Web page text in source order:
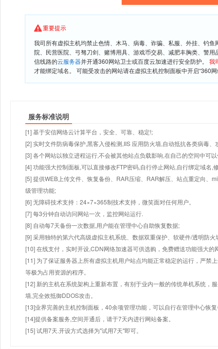
重要提示
我司所有虚拟主机均禁止色情、木马、病毒、诈骗、私服、外挂、钓
院、民营医院、弓驽刀剑、赌博用具、游戏币交易、减肥丰胸类、警
信线路的云服务器并开通360网站卫士或百度云加速进行安全防护。 我
才能绑定域名。 可能受攻击的网站请在虚拟主机控制面板中开启“360
服务标准说明
[1] 基于安信网络云计算平台，安全、可靠、稳定!;
[2] 实时文件防病毒保护,黑客入侵检测,IIS 应用防火墙,自动抵抗各类病毒、
[3] 各个网站以独立进程运行,不会被其他站点负载影响,在自己的空间中可
[4] 功能强大控制面板,可以直接修改FTP密码,自行停止网站,自行绑定域名,
[5] 提供WEB上传文件、恢复备份、RAR压缩、RAR解压、站点重定向、
级管理功能;
[6] 无障碍技术支持：24×7×365制技术支持，微笑面对任何用户。
[7] 每3分钟自动访问网站一次，监控网站运行.
[8] 自动每7天备份一次数据,用户能在管理中心自助恢复数据;
[9] 采用独特的第六代高级虚拟主机系统、数据双重保护、软硬件/透明防火
[10] 在线支付，实时开设,CDN网络加速器可供选购，免费赠送功能强大
[11] 为了保证服务器上所有虚拟主机用户站点均能正常稳定的运行，严禁
等极为占用资源的程序。
[12] 新的主机在系统架构上重新布置，有别于业内一般的传统单机系统，
墙,完全效抵御DDOS攻击。
[13]业界完善的主机控制面板，40余项管理功能，可以自行在管理中心恢
[14]提供备案服务,空间开通后，请于7天内进行网站备案。
[15] 试用7天.开设方式选择为"试用7天"即可。